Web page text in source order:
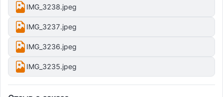
IMG_3238.jpeg
IMG_3237.jpeg
IMG_3236.jpeg
IMG_3235.jpeg